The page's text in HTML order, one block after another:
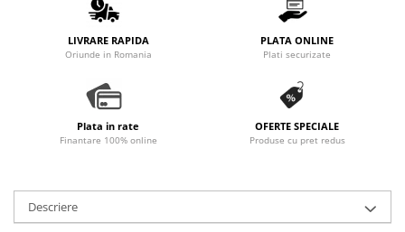
LIVRARE RAPIDA
Oriunde in Romania
PLATA ONLINE
Plati securizate
Plata in rate
Finantare 100% online
OFERTE SPECIALE
Produse cu pret redus
Descriere